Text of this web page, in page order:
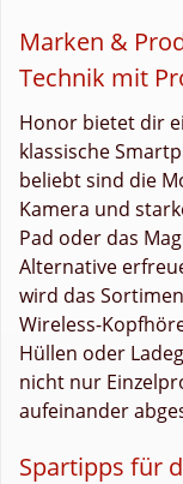
Marken &
Technik mit
Honor bietet dir
klassische
beliebt sind die
Kamera und
Pad oder das
Alternative
wird das
Wireless-
Hüllen oder
nicht nur
aufeinander
Spartipps für